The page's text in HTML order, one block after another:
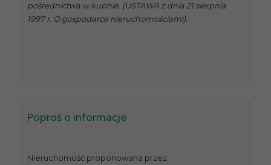
pośrednictwa w kupnie. (USTAWA z dnia 21 sierpnia
1997 r. O gospodarce nieruchomościami).
Poproś o informacje
Nieruchomość proponowana przez